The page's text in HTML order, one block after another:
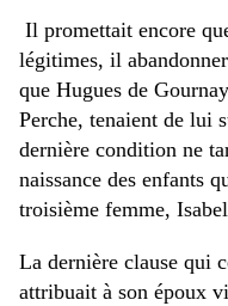
Il promettait encore
légitimes, il
que Hugues de
Perche, tenaient de lui
dernière condition ne
naissance des enfants
troisième femme,
La dernière clause qui
attribuait à son époux